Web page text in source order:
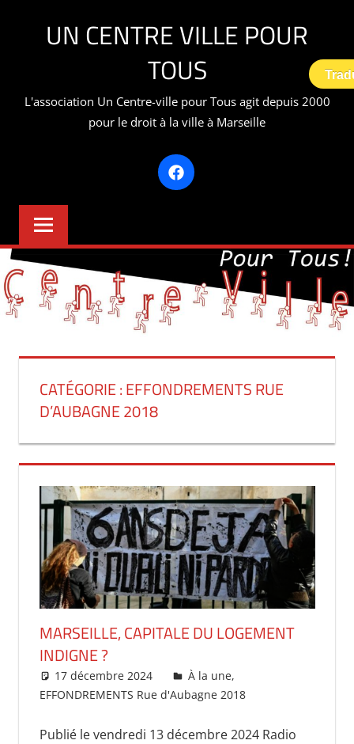
UN CENTRE VILLE POUR
TOUS
L'association Un Centre-ville pour Tous agit depuis 2000
pour le droit à la ville à Marseille
Facebook
CATÉGORIE :EFFONDREMENTS RUE
D’AUBAGNE 2018
MARSEILLE, CAPITALE DU LOGEMENT
INDIGNE ?
17 décembre 2024 delfe
À la une,
EFFONDREMENTS Rue d'Aubagne 2018
Publié le vendredi 13 décembre 2024 Radio